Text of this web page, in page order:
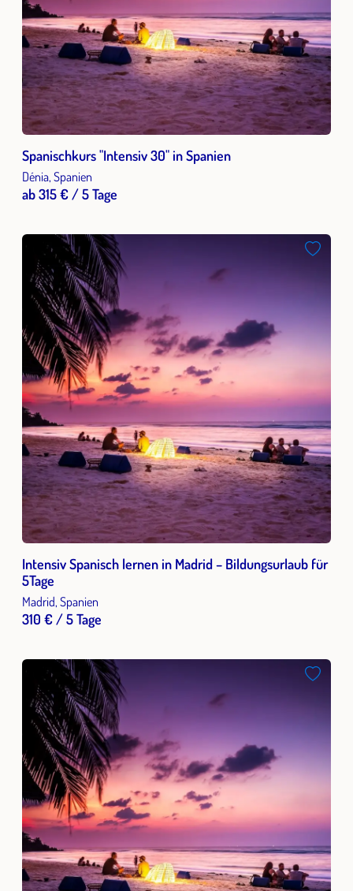
Spanischkurs "Intensiv 30" in Spanien
Dénia, Spanien
ab 315 € / 5 Tage
Intensiv Spanisch lernen in Madrid – Bildungsurlaub für
5Tage
Madrid, Spanien
310 € / 5 Tage